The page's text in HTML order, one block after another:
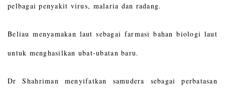
pelbagai penyakit virus, malaria dan radang.
Beliau menyamakan laut sebagai farmasi bahan biologi laut
untuk menghasilkan ubat-ubatan baru.
Dr Shahriman menyifatkan samudera sebagai perbatasan